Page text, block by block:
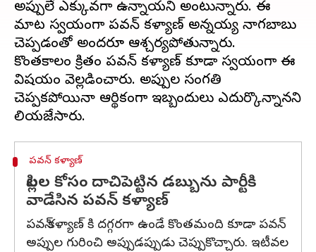
అప్పులే ఎక్కువగా ఉన్నాయని అంటున్నారు. ఈ
మాట స్వయంగా పవన్ కళ్యాణ్ అన్నయ్య నాగబాబు
చెప్పడంతో అందరూ ఆశ్చర్యపోతున్నారు.
కొంతకాలం క్రితం పవన్ కళ్యాణ్ కూడా స్వయంగా ఈ
విషయం వెల్లడించారు. అప్పుల సంగతి
చెప్పకపోయినా ఆర్థికంగా ఇబ్బందులు ఎదుర్కొన్నానని
పవన్ కళ్యాణ్
పిల్లల కోసం దాచిపెట్టిన డబ్బును పార్టీకి
వాడేసిన పవన్ కళ్యాణ్
పవన్ కళ్యాణ్ కి దగ్గరగా ఉండే కొంతమంది కూడా పవన్
అప్పుల గురించి అప్పుడప్పుడు చెప్పుకొచ్చారు. ఇటీవల